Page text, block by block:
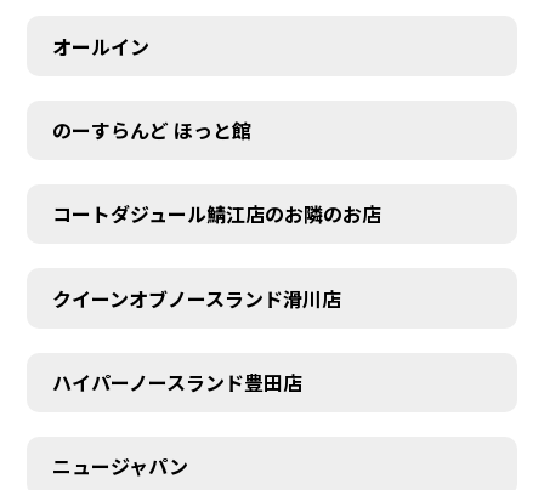
オールイン
のーすらんど ほっと館
コートダジュール鯖江店のお隣のお店
クイーンオブノースランド滑川店
ハイパーノースランド豊田店
ニュージャパン